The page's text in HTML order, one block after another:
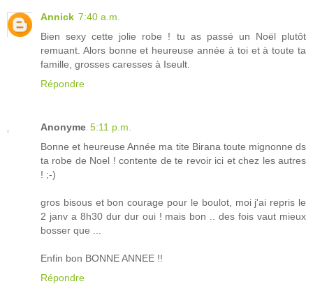
Annick 7:40 a.m.
Bien sexy cette jolie robe ! tu as passé un Noël plutôt
remuant. Alors bonne et heureuse année à toi et à toute ta
famille, grosses caresses à Iseult.
Répondre
Anonyme 5:11 p.m.
Bonne et heureuse Année ma tite Birana toute mignonne ds
ta robe de Noel ! contente de te revoir ici et chez les autres
! ;-)
gros bisous et bon courage pour le boulot, moi j'ai repris le
2 janv a 8h30 dur dur oui ! mais bon .. des fois vaut mieux
bosser que ...
Enfin bon BONNE ANNEE !!
Répondre